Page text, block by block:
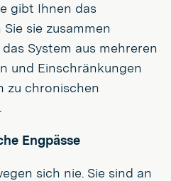
gibt Ihnen das
sie zusammen
System aus mehreren
und Einschränkungen
zu chronischen
Engpässe
sich nie. Sie sind an